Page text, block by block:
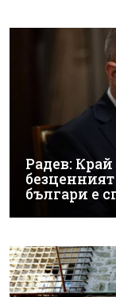
Радев:
българи е